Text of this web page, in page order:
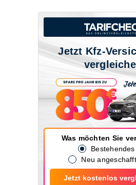
Jetzt Kfz-
Was möchten Sie
Neu
Jetzt kostenlos